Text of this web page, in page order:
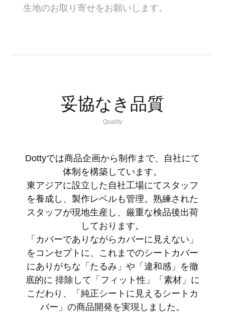
生地のお取り寄せをお願いします。
妥協なき品質
Quality
Dottyでは商品企画から制作まで、自社にて
体制を構築しています。
東アジアに設立した自社工場にてスタッフ
を養成し、製作レベルも管理。熟練された
スタッフが現地生産し、厳重な検品後出荷
しております。
「カバーでありながらカバーに見えない」
をコンセプトに、これまでのシートカバー
にありがちな「たるみ」や「違和感」を徹
底的に 排除して「フィット性」「素材」に
こだわり、「純正シートに見えるシートカ
バー」の商品開発を実現しました。